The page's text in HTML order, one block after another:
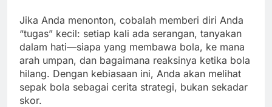
Jika Anda menonton, cobalah memberi diri Anda
“tugas” kecil: setiap kali ada serangan, tanyakan
dalam hati—siapa yang membawa bola, ke mana
arah umpan, dan bagaimana reaksinya ketika bola
hilang. Dengan kebiasaan ini, Anda akan melihat
sepak bola sebagai cerita strategi, bukan sekadar
skor.